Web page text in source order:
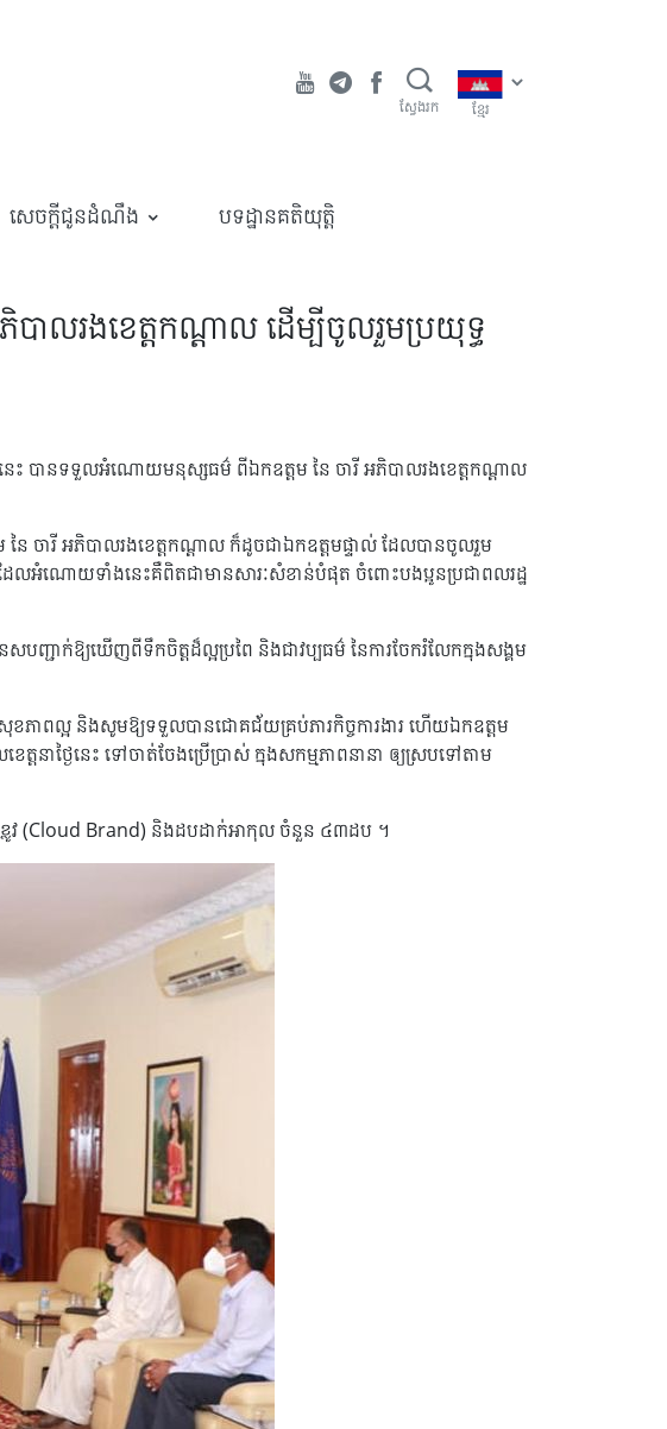
ស្វែងរក ខ្មែរ
សេចក្តីជូនដំណឹង បទដ្ឋានគតិយុត្តិ
លរងខេត្តកណ្ដាល ដើម្បីចូលរួមប្រយុទ្ធ
ះ បានទទួលអំណោយមនុស្សធម៌ ពីឯកឧត្ដម នៃ ចារី អភិបាលរងខេត្តកណ្ដាល
ចារី អភិបាលរងខេត្តកណ្ដាល ក៏ដូចជាឯកឧត្ដមផ្ទាល់ ដែលបានចូលរួម​
ដែលអំណោយទាំងនេះគឺពិតជាមានសារៈសំខាន់បំផុត ចំពោះបងប្អូនប្រជាពលរដ្ឋ
ញ្ជាក់ឱ្យឃើញពីទឹកចិត្តដ៏ល្អប្រពៃ និងជាវប្បធម៌ នៃការ​ចែក​រំលែកក្នុងសង្គម
ភាពល្អ និងសូមឱ្យទទួលបានជោគជ័យគ្រប់ភារកិច្ចការងារ ហើយឯកឧត្តម
ាថ្ងៃនេះ ទៅចាត់ចែងប្រើប្រាស់ ក្នុងសកម្មភាពនានា ឲ្យស្របទៅតាម
លូវ (Cloud Brand) និងដបដាក់អាកុល ចំនួន ៤៣ដប ។